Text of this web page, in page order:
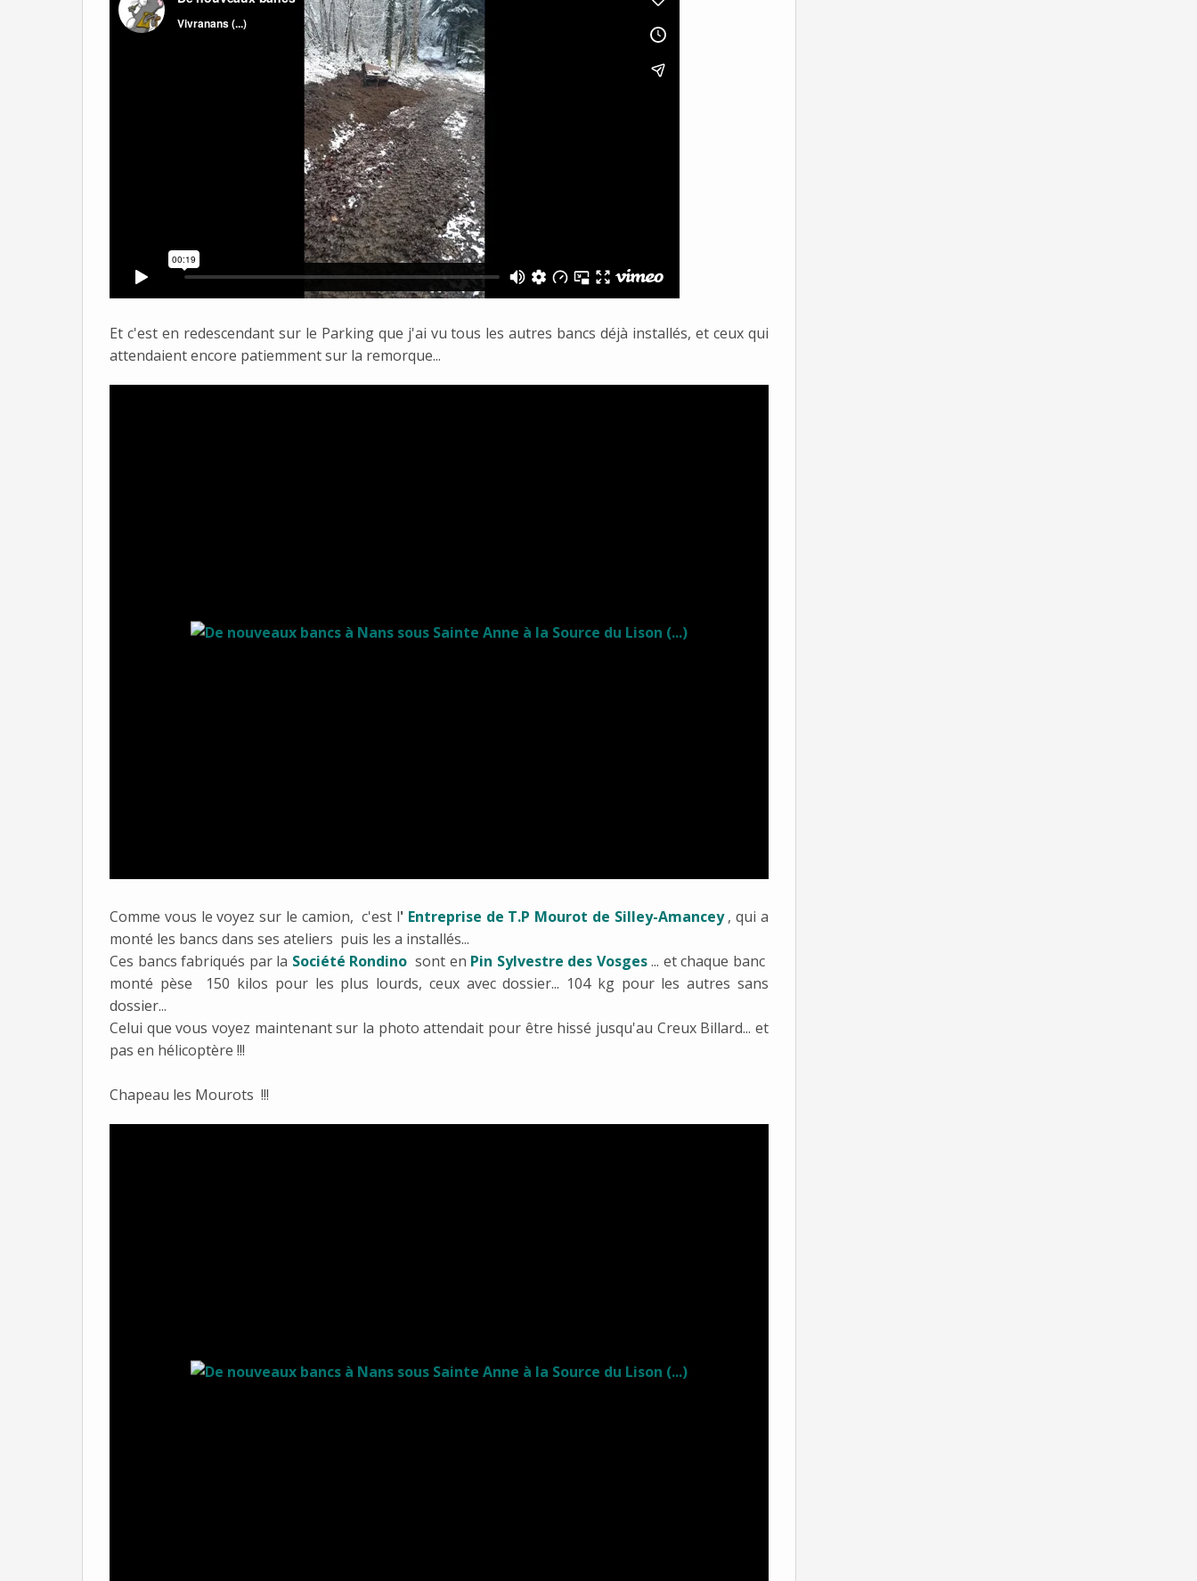
Et c'est en redescendant sur le Parking que j'ai vu tous les autres bancs déjà installés, et ceux qui
attendaient encore patiemment sur la remorque...
Comme vous le voyez sur le camion, c'est l' Entreprise de T.P Mourot de Silley-Amancey, qui a
monté les bancs dans ses ateliers puis les a installés...
Ces bancs fabriqués par la Société Rondino sont en Pin Sylvestre des Vosges... et chaque banc
monté pèse 150 kilos pour les plus lourds, ceux avec dossier... 104 kg pour les autres sans
dossier...
Celui que vous voyez maintenant sur la photo attendait pour être hissé jusqu'au Creux Billard... et
pas en hélicoptère !!!
Chapeau les Mourots !!!